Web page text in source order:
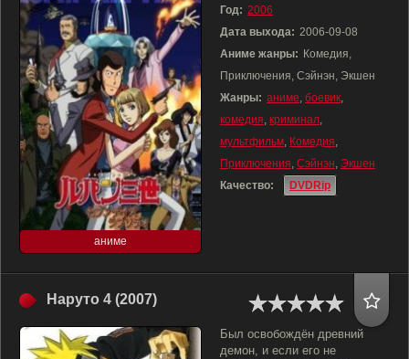
аниме
Год: 2006
Дата выхода: 2006-09-08
Аниме жанры: Комедия,
Приключения, Сэйнэн, Экшен
Жанры: аниме, боевик,
комедия, криминал,
мультфильм, Комедия,
Приключения, Сэйнэн, Экшен
Качество:
DVDRip
Наруто 4 (2007)
Был освобождён древний
демон, и если его не